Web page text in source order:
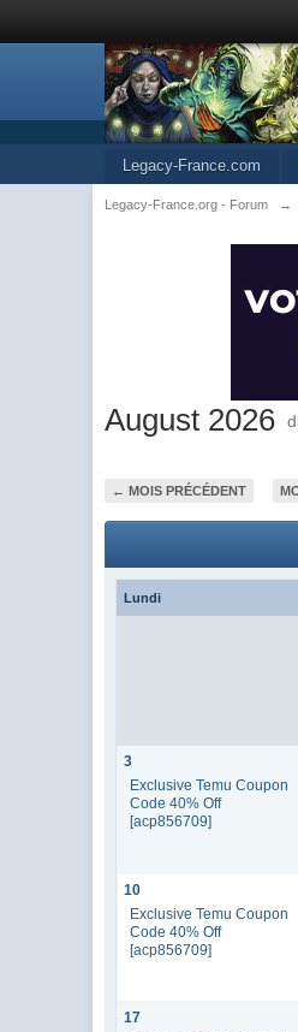
Legacy-France.com
Legacy-France.org - Forum →
August 2026
← MOIS PRÉCÉDENT
Lundi
3
Exclusive Temu Coupon
Code 40% Off
[acp856709]
10
Exclusive Temu Coupon
Code 40% Off
[acp856709]
17